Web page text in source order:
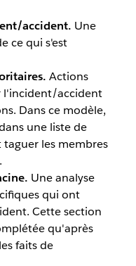
accident. Une
ce qui s'est
Actions
l'incident/accident
Dans ce modèle,
une liste de
les membres
Une analyse
qui ont
Cette section
qu'après
faits de